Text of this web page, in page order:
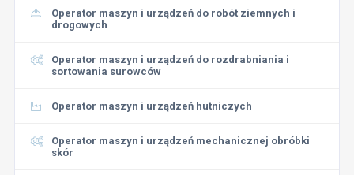
Operator maszyn i urządzeń do robót ziemnych i
drogowych
Operator maszyn i urządzeń do rozdrabniania i
sortowania surowców
Operator maszyn i urządzeń hutniczych
Operator maszyn i urządzeń mechanicznej obróbki
skór